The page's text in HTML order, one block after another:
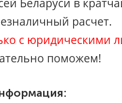
Беларуси в
расчет.
с юридическими
поможем!